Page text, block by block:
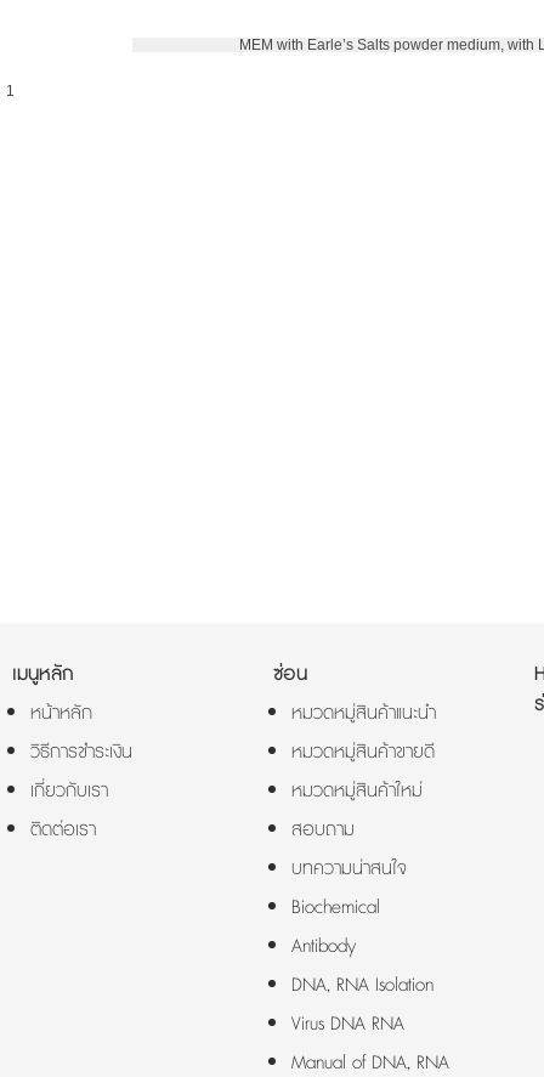
MEM with Earle’s Salts powder medium,
1
เมนูหลัก
หน้าหลัก
วิธีการชำระเงิน
เกี่ยวกับเรา
ติดต่อเรา
ซ่อน
หมวดหมู่สินค้าแนะนำ
หมวดหมู่สินค้าขายดี
หมวดหมู่สินค้าใหม่
สอบถาม
บทความน่าสนใจ
Biochemical
Antibody
DNA, RNA Isolation
Virus DNA RNA
Manual of DNA, RNA